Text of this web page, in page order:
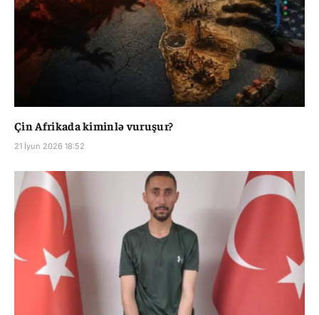
Çin Afrikada kiminlə vuruşur?
21 İyun 2026 18:52